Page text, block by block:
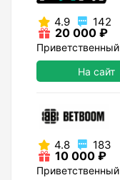
4.9 142
20 000 ₽
Приветственный
На сайт
4.8 183
10 000 ₽
Приветственный